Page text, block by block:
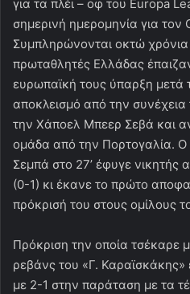
για τα πλέι – οφ του Europa
σημερινή ημερομηνία για τον
Συμπληρώνονται oκτώ
πρωταθλητές Ελλάδας
ευρωπαϊκή τους ύπαρξη μετά
αποκλεισμό από την
την Χάποελ Μπεερ Σεβά και
ομάδα από την Πορτογαλία.
Σεμπά στο 27’ έφυγε νικητής
(0-1) κι έκανε το πρώτο
πρόκρισή του στους ομίλους
Πρόκριση την οποία τσέκαρε
ρεβάνς του «Γ.
με 2-1 στην παράταση με τα